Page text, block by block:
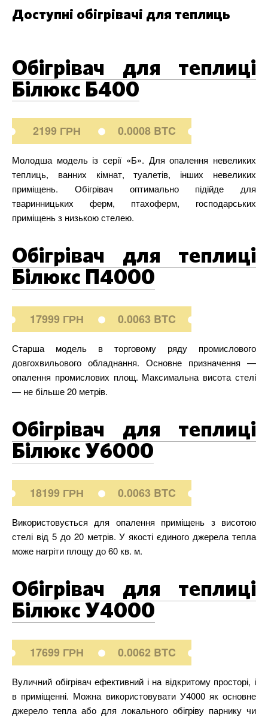
Доступні обігрівачі для теплиць
Обігрівач для теплиці
Білюкс Б400
2199 ГРН 0.0008 BTC
Молодша модель із серії «Б». Для опалення невеликих
теплиць, ванних кімнат, туалетів, інших невеликих
приміщень. Обігрівач оптимально підійде для
тваринницьких ферм, птахоферм, господарських
приміщень з низькою стелею.
Обігрівач для теплиці
Білюкс П4000
17999 ГРН 0.0063 BTC
Старша модель в торговому ряду промислового
довгохвильового обладнання. Основне призначення —
опалення промислових площ. Максимальна висота стелі
— не більше 20 метрів.
Обігрівач для теплиці
Білюкс У6000
18199 ГРН 0.0063 BTC
Використовується для опалення приміщень з висотою
стелі від 5 до 20 метрів. У якості єдиного джерела тепла
може нагріти площу до 60 кв. м.
Обігрівач для теплиці
Білюкс У4000
17699 ГРН 0.0062 BTC
Вуличний обігрівач ефективний і на відкритому просторі, і
в приміщенні. Можна використовувати У4000 як основне
джерело тепла або для локального обігріву парнику чи